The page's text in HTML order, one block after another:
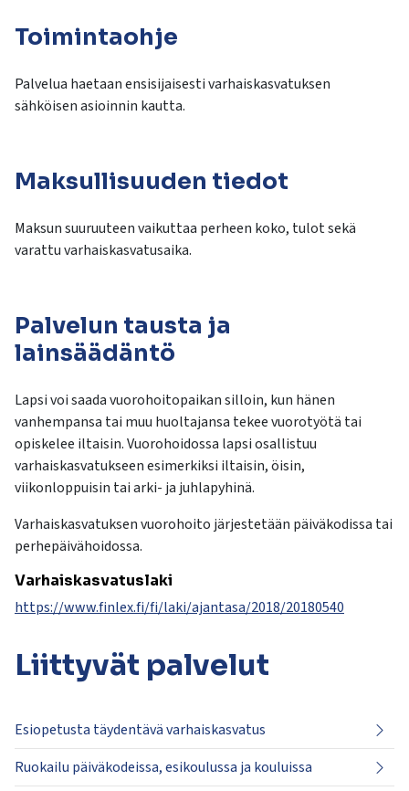
Toimintaohje
Palvelua haetaan ensisijaisesti varhaiskasvatuksen
sähköisen asioinnin kautta.
Maksullisuuden tiedot
Maksun suuruuteen vaikuttaa perheen koko, tulot sekä
varattu varhaiskasvatusaika.
Palvelun tausta ja
lainsäädäntö
Lapsi voi saada vuorohoitopaikan silloin, kun hänen
vanhempansa tai muu huoltajansa tekee vuorotyötä tai
opiskelee iltaisin. Vuorohoidossa lapsi osallistuu
varhaiskasvatukseen esimerkiksi iltaisin, öisin,
viikonloppuisin tai arki- ja juhlapyhinä.
Varhaiskasvatuksen vuorohoito järjestetään päiväkodissa tai
perhepäivähoidossa.
Varhaiskasvatuslaki
https://www.finlex.fi/fi/laki/ajantasa/2018/20180540
Liittyvät palvelut
Esiopetusta täydentävä varhaiskasvatus
Ruokailu päiväkodeissa, esikoulussa ja kouluissa